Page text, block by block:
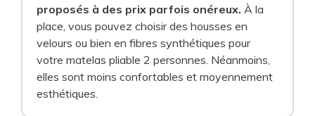
proposés à des prix parfois onéreux. À la
place, vous pouvez choisir des housses en
velours ou bien en fibres synthétiques pour
votre matelas pliable 2 personnes. Néanmoins,
elles sont moins confortables et moyennement
esthétiques.